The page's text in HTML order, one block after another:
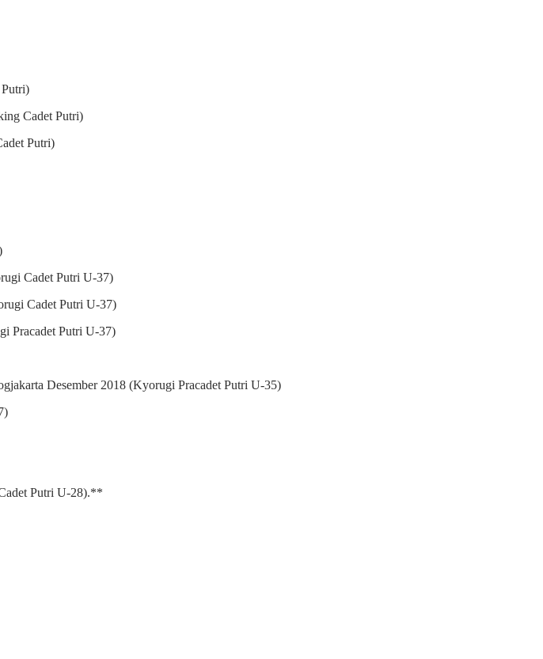
Cadet Putri)
Putri)
Cadet Putri U-37)
Cadet Putri U-37)
Pracadet Putri U-37)
Desember 2018 (Kyorugi Pracadet Putri U-35)
Putri U-28).**